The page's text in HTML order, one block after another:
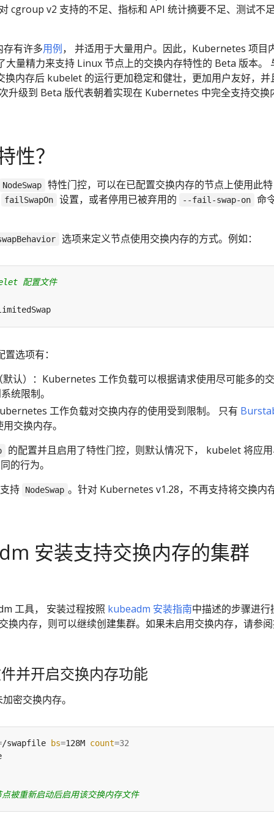
cgroup v2 支持的不足、指标和 API 统计摘要不足、测试不
有许多用例， 并适用于大量用户。因此，Kubernetes 项目
大量精力来支持 Linux 节点上的交换内存特性的 Beta 版本。
换内存后 kubelet 的运行更加稳定和健壮，更加用户友好，并
升级到 Beta 版代表朝着实现在 Kubernetes 中完全支持交换
性？
NodeSwap
特性门控，可以在已配置交换内存的节点上使用此特
failSwapOn 设置，或者停用已被弃用的 --fail-swap-on 命
选项来定义节点使用交换内存的方式。例如：
配置文件
选项有：
默认）：Kubernetes 工作负载可以根据请求使用尽可能多的
统限制。
工作负载对交换内存的使用受到限制。 只有
交换内存。
的配置并且启用了特性门控，则默认情况下， kubelet 将应
的行为。
持
NodeSwap 。针对 Kubernetes v1.28，不再支持将交换内
安装支持交换内存的集群
工具， 安装过程按照 kubeadm 安装指南中描述的步骤进行
换内存，则可以继续创建集群。如果未启用交换内存，请参
并开启交换内存功能
密交换内存。
/swapfile bs=128M count=32
被重新启动后启用该交换内存文件